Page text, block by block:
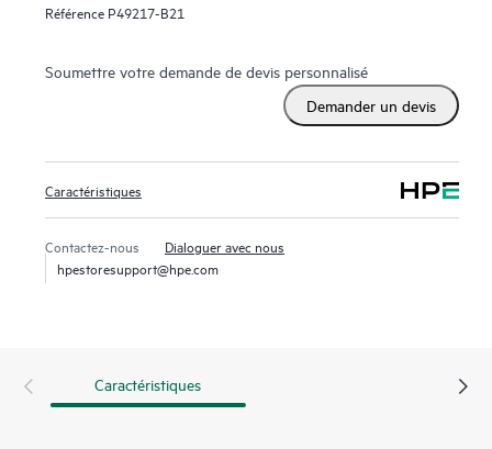
Référence P49217-B21
Soumettre votre demande de devis personnalisé
Demander un devis
Caractéristiques
Contactez-nous
Dialoguer avec nous
hpestoresupport@hpe.com
Caractéristiques